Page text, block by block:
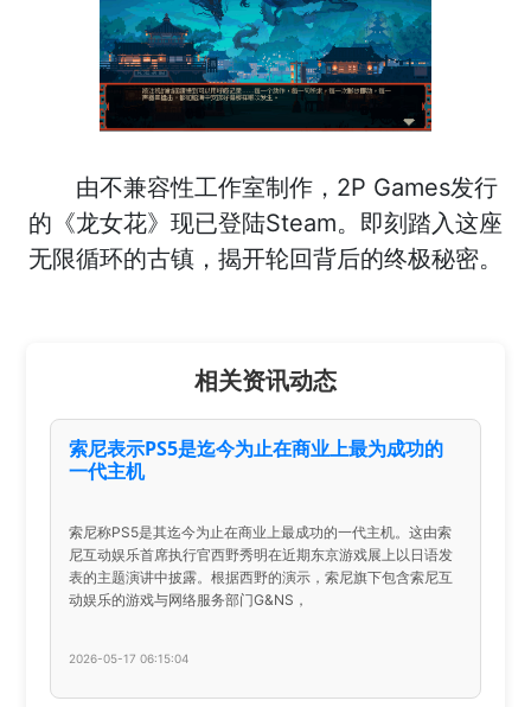
由不兼容性工作室制作，2P Games发行
的《龙女花》现已登陆Steam。即刻踏入这座
无限循环的古镇，揭开轮回背后的终极秘密。
相关资讯动态
索尼表示PS5是迄今为止在商业上最为成功的
一代主机
索尼称PS5是其迄今为止在商业上最成功的一代主机。这由索
尼互动娱乐首席执行官西野秀明在近期东京游戏展上以日语发
表的主题演讲中披露。根据西野的演示，索尼旗下包含索尼互
动娱乐的游戏与网络服务部门G&NS，
2026-05-17 06:15:04